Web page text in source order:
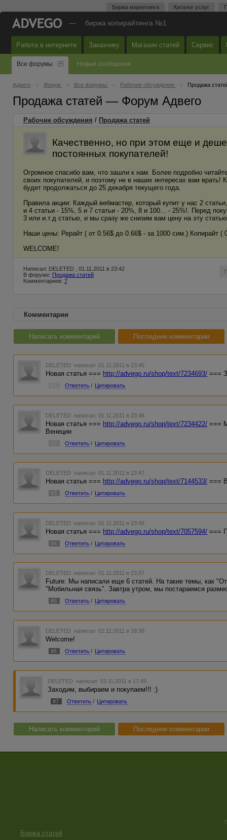
Биржа маркетинга Каталог услуг
— биржа копирайтинга №1
Работа в интернете Заказчику Магазин статей Сервис
Все форумы Новые сообщения
Адвего Форум Все форумы Рабочие обсуждения Продажа
Продажа статей — Форум Адвего
Рабочие обсуждения / Продажа статей
Качественно, но при этом еще и
постоянных покупателей!
Огромное спасибо вам, что зашли к нам. Более подробно
своих покупателей, и поэтому не в наших интересах вам врать!
будет продолжаться до 25 декабря текущего года.
Правила акции: Каждый вебмастер, который купит у нас 2
и 4 статьи - 15%, 5 и 7 статьи - 20%, 8 и 100... - 25%!. Перед
3 или и.т.д статью, и мы сразу же снизим вам цену на эту
Наши цены: Рерайт ( от 0.56$ до 0.66$ - за 1000 сим.) Копирайт (
WELCOME!
Написал: DELETED , 01.11.2011 в 23:42
В форуме: Продажа статей
Комментариев: 7
Комментарии
Написать комментарий Последние комментарии
DELETED написал 01.11.2011 в 23:45
Новая статья === http://advego.ru/shop/text/7234693/ ===
Ответить / Цитировать
DELETED написал 01.11.2011 в 23:46
Новая статья === http://advego.ru/shop/text/7234422/ ===
Венеции
Ответить / Цитировать
DELETED написал 01.11.2011 в 23:47
Новая статья === http://advego.ru/shop/text/7144533/ ===
#3 Ответить / Цитировать
DELETED написал 01.11.2011 в 23:49
Новая статья === http://advego.ru/shop/text/7057594/ ===
#4 Ответить / Цитировать
DELETED написал 01.11.2011 в 23:57
Future: Мы написали еще 6 статей. На такие темы, как
"Мобильная связь". Завтра утром, мы постараемся
#5 Ответить / Цитировать
DELETED написал 02.11.2011 в 18:38
Welcome!
#6 Ответить / Цитировать
DELETED написал 03.11.2011 в 17:49
Заходим, выбираем и покупаем!!! :)
#7 Ответить / Цитировать
Написать комментарий Последние комментарии
Биржа статей